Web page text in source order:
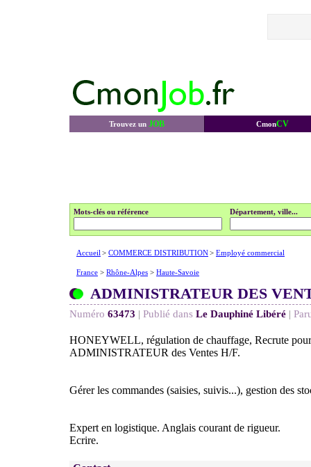
Trouvez un JOB CmonCV
Mots-clés ou référence Département, ville...
Accueil > COMMERCE DISTRIBUTION> Employé commercial
France > Rhône-Alpes > Haute-Savoie
ADMINISTRATEUR DES
Numéro 63473 | Publié dans Le Dauphiné Libéré |
HONEYWELL, régulation de chauffage, Recrute
ADMINISTRATEUR des Ventes H/F.
Gérer les commandes (saisies, suivis...), gestion des
Expert en logistique. Anglais courant de rigueur.
Ecrire.